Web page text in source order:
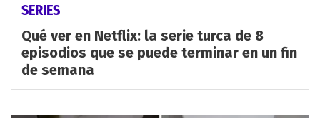
SERIES
Qué ver en Netflix: la serie turca de 8
episodios que se puede terminar en un fin
de semana